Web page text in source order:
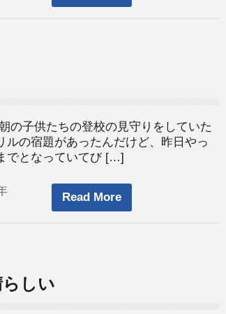
の子供たちの登校の見守りをしていた
ルの宿題があったんだけど、昨日やっ
でとなっていてび […]
Read More
しい